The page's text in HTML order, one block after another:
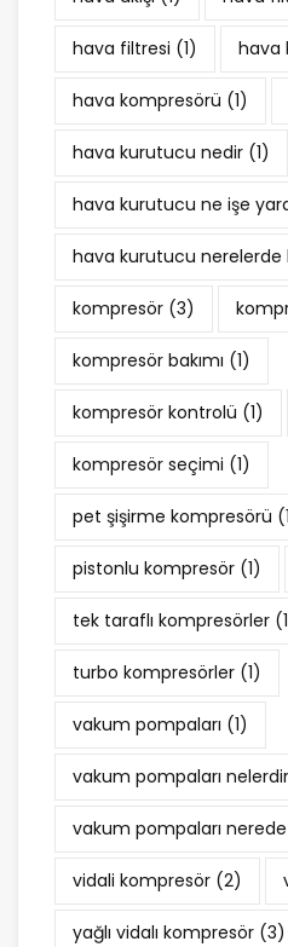
hava filtresi (1) hava
hava kompresörü (1)
hava kurutucu nedir (1)
hava kurutucu ne işe
hava kurutucu nerelerde
kompresör (3)
kompresör bakımı (1)
kompresör kontrolü (1)
kompresör seçimi (1)
pet şişirme kompresörü
pistonlu kompresör (1)
tek taraflı kompresörler
turbo kompresörler (1)
vakum pompaları (1)
vakum pompaları nelerdir
vakum pompaları nerede
vidali kompresör (2)
yağlı vidalı kompresör (3)